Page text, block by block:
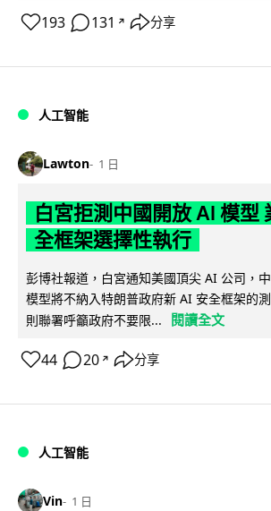
193 131 ↗ 分享
人工智能
Lawton 1 日
白宮拒測中國開放 AI 模型
全框架選擇性執行
彭博社報道，白宮通知美國頂尖 AI 公司，
模型將不納入特朗普政府新 AI 安全框架的
則聯署呼籲政府不要限...
閱讀全文
44 20 ↗ 分享
人工智能
Vin 1 日